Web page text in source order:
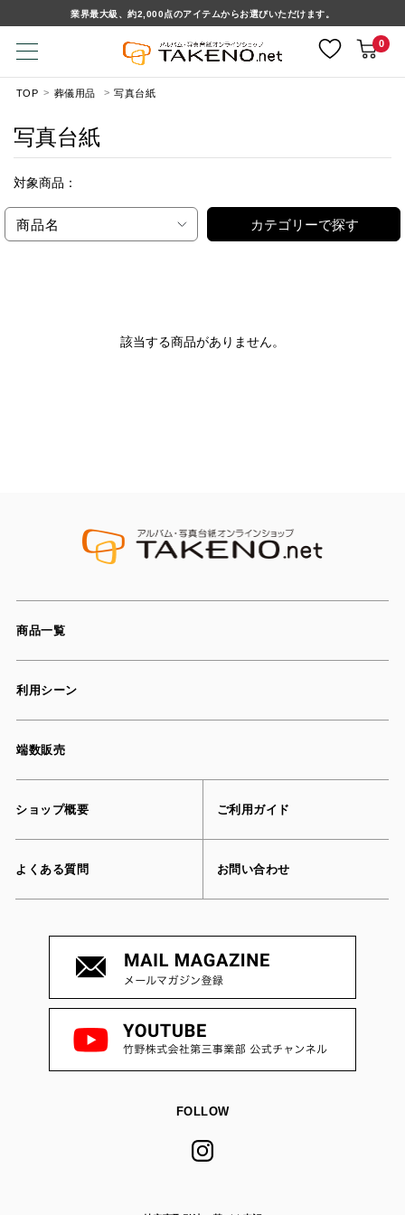
業界最大級、約2,000点のアイテムからお選びいただけます。
0
TOP 葬儀用品 写真台紙
写真台紙
対象商品：
商品名 カテゴリーで探す
該当する商品がありません。
商品一覧
利用シーン
端数販売
ショップ概要 ご利用ガイド
よくある質問 お問い合わせ
FOLLOW